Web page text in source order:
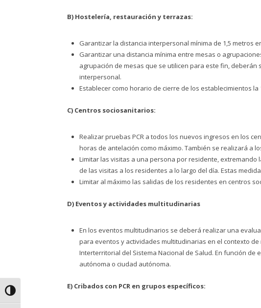
Alternar alto contraste
B) Hostelería, restauración y terrazas:
Garantizar la distancia interpersonal mínima de 1,5 metros
Garantizar una distancia mínima entre mesas o
agrupación de mesas que se utilicen para este fin,
interpersonal.
Establecer como horario de cierre de los establecimientos
C) Centros sociosanitarios:
Realizar pruebas PCR a todos los nuevos ingresos en los
horas de antelación como máximo. También se realizará a
Limitar las visitas a una persona por residente,
de las visitas a los residentes a lo largo del día. Estas
Limitar al máximo las salidas de los residentes en centros
D) Eventos y actividades multitudinarias
En los eventos multitudinarios se deberá realizar una
para eventos y actividades multitudinarias en el contexto
Interterritorial del Sistema Nacional de Salud. En función
autónoma o ciudad autónoma.
E) Cribados con PCR en grupos específicos: